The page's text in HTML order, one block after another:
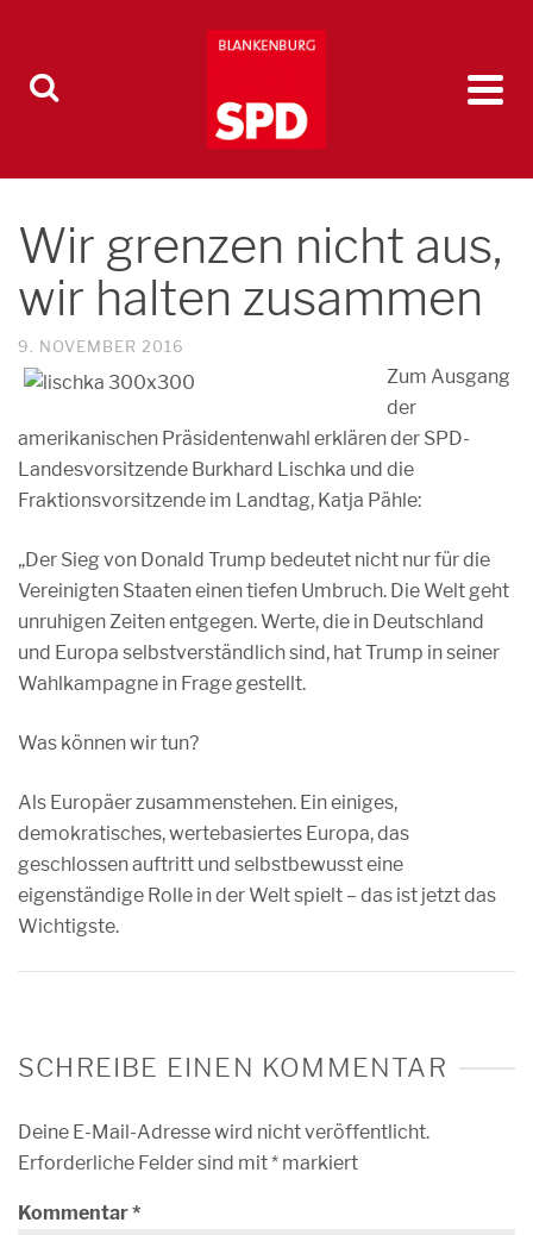
Wir grenzen nicht aus,
wir halten zusammen
9. NOVEMBER 2016
Zum Ausgang
der
amerikanischen Präsidentenwahl erklären der SPD-
Landesvorsitzende Burkhard Lischka und die
Fraktionsvorsitzende im Landtag, Katja Pähle:
„Der Sieg von Donald Trump bedeutet nicht nur für die
Vereinigten Staaten einen tiefen Umbruch. Die Welt geht
unruhigen Zeiten entgegen. Werte, die in Deutschland
und Europa selbstverständlich sind, hat Trump in seiner
Wahlkampagne in Frage gestellt.
Was können wir tun?
Als Europäer zusammenstehen. Ein einiges,
demokratisches, wertebasiertes Europa, das
geschlossen auftritt und selbstbewusst eine
eigenständige Rolle in der Welt spielt – das ist jetzt das
Wichtigste.
SCHREIBE EINEN KOMMENTAR
Deine E-Mail-Adresse wird nicht veröffentlicht.
Erforderliche Felder sind mit* markiert
Kommentar*